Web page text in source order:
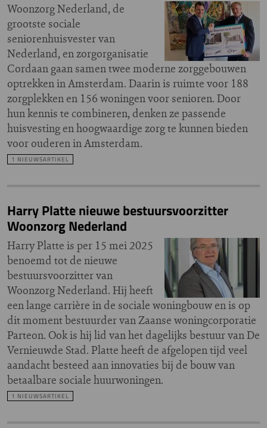
Woonzorg Nederland, de
grootste sociale
seniorenhuisvester van
Nederland, en zorgorganisatie
Cordaan gaan samen twee moderne zorggebouwen
optrekken in Amsterdam. Daarin is ruimte voor 188
zorgplekken en 156 woningen voor senioren. Door
hun kennis te combineren, denken ze passende
huisvesting en hoogwaardige zorg te kunnen bieden
voor ouderen in Amsterdam.
1 NIEUWSARTIKEL
Harry Platte nieuwe bestuursvoorzitter
Woonzorg Nederland
Harry Platte is per 15 mei 2025
benoemd tot de nieuwe
bestuursvoorzitter van
Woonzorg Nederland. Hij heeft
een lange carrière in de sociale woningbouw en is op
dit moment bestuurder van Zaanse woningcorporatie
Parteon. Ook is hij lid van het dagelijks bestuur van De
Vernieuwde Stad. Platte heeft de afgelopen tijd veel
aandacht besteed aan innovaties bij de bouw van
betaalbare sociale huurwoningen.
1 NIEUWSARTIKEL